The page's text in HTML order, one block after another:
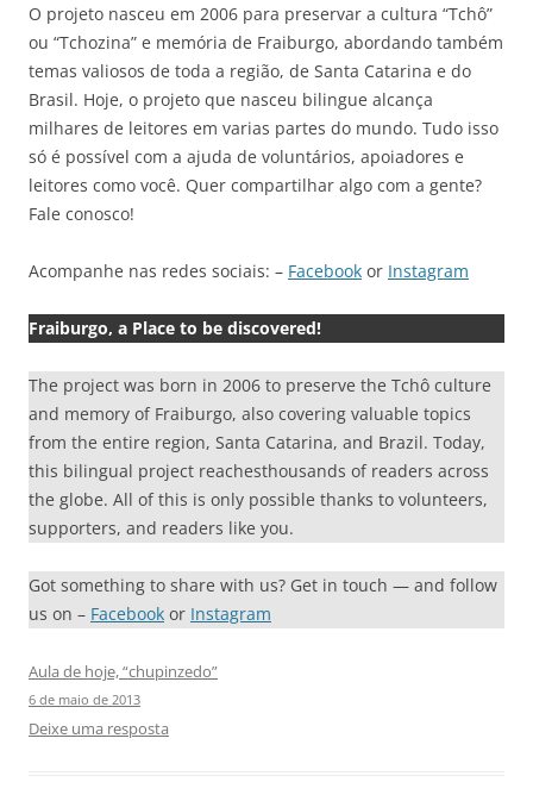
O projeto nasceu em 2006 para preservar a cultura “Tchô”
ou “Tchozina” e memória de Fraiburgo, abordando também
temas valiosos de toda a região, de Santa Catarina e do
Brasil. Hoje, o projeto que nasceu bilingue alcança
milhares de leitores em varias partes do mundo. Tudo isso
só é possível com a ajuda de voluntários, apoiadores e
leitores como você. Quer compartilhar algo com a gente?
Fale conosco!
Acompanhe nas redes sociais: – Facebook or Instagram
Fraiburgo, a Place to be discovered!
The project was born in 2006 to preserve the Tchô culture
and memory of Fraiburgo, also covering valuable topics
from the entire region, Santa Catarina, and Brazil. Today,
this bilingual project reachesthousands of readers across
the globe. All of this is only possible thanks to volunteers,
supporters, and readers like you.
Got something to share with us? Get in touch — and follow
us on – Facebook or Instagram
Aula de hoje, “chupinzedo”
6 de maio de 2013
Deixe uma resposta